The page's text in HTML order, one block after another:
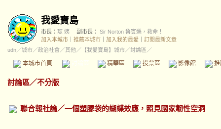
我愛寶島
市長： 琁 姨 副市長： Sir Norton 魯賓遜，救命！
加入本城市
推薦本城市 加入我的最愛
訂閱最新文章
udn／城市／政治社會 ／其他 ／ 【我愛寶島】城市／討論區／
本城市首頁 精華區 投票區 影像館
討論區／不分版
聯合報社論／一個塑膠袋的蝴蝶效應，照見國家韌性空洞